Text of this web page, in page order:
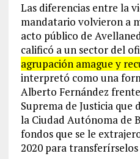
Las diferencias entre la
mandatario volvieron a
acto público de
calificó a un sector del
agrupación amague y
interpretó como una
Alberto Fernández
Suprema de Justicia que
la Ciudad Autónoma de
fondos que se le
2020 para